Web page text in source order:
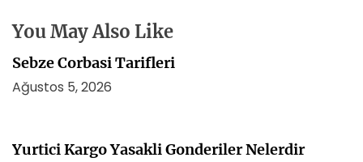
You May Also Like
Sebze Corbasi Tarifleri
Ağustos 5, 2026
Yurtici Kargo Yasakli Gonderiler Nelerdir